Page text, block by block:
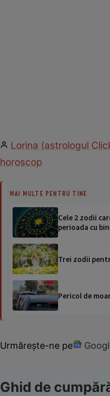
Lorina (astrologul
horoscop
MAI MULTE PENTRU TINE
Cele 2 zodii
perioada cu
Trei zodii
Pericol de
Urmărește-ne pe
Ghid de